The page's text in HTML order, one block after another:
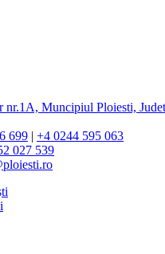
nr.1A, Muncipiul Ploiesti,
699 | +4 0244 595 063
027 539